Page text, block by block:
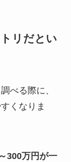
リだとい
べる際に、
くなりま
300万円が一